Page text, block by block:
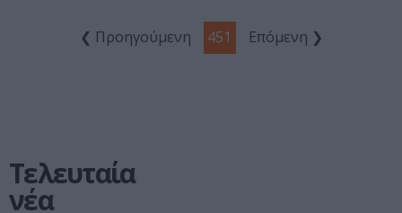
❮ Προηγούμενη 451 Επόμενη ❯
Τελευταία
νέα